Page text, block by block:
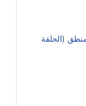
(الحلقة